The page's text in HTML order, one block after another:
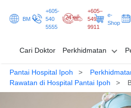
BM
+605-
540
5555
+605–
549
9911
e-
Shop
Cari Doktor Perkhidmatan
Cari Doktor
Pantai Hospital Ipoh
Rawatan di Hospital Pantai Ipoh